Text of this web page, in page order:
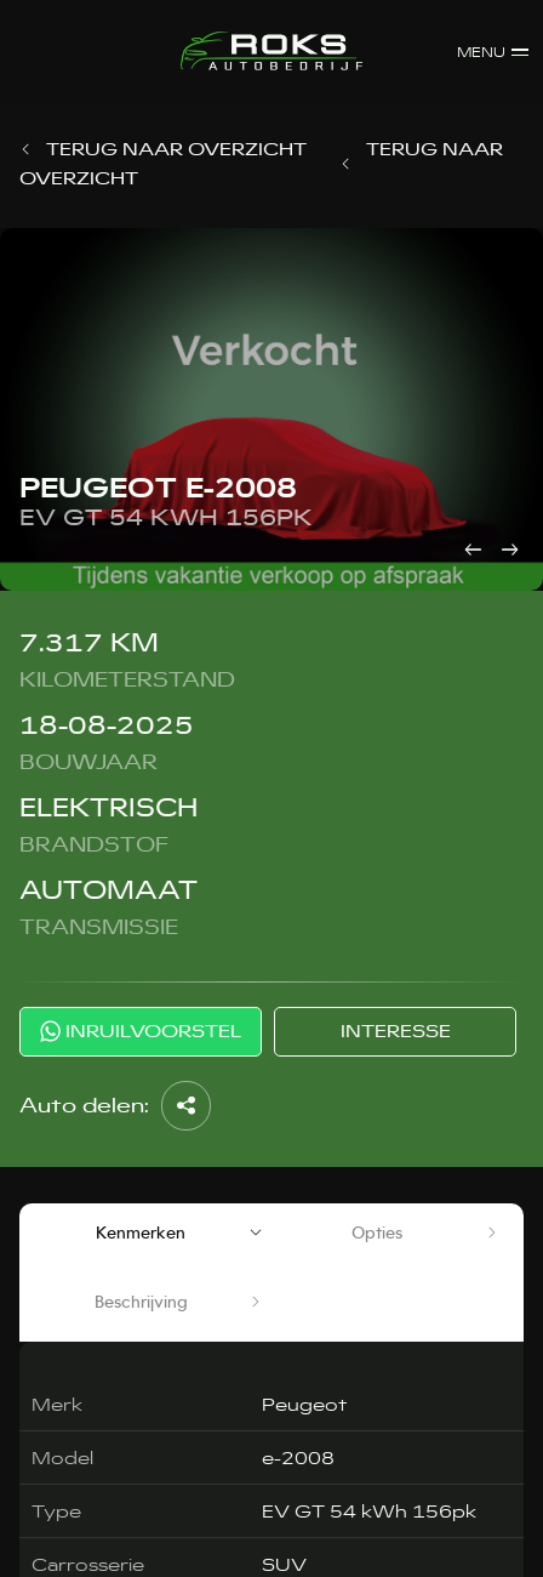
MENU
TERUG NAAR OVERZICHT
TERUG NAAR
OVERZICHT
PEUGEOT E-2008
EV GT 54 KWH 156PK
7.317 KM
KILOMETERSTAND
18-08-2025
BOUWJAAR
ELEKTRISCH
BRANDSTOF
AUTOMAAT
TRANSMISSIE
INRUILVOORSTEL INTERESSE
Auto delen:
Kenmerken Opties
Beschrijving
Merk Peugeot
Model e-2008
Type EV GT 54 kWh 156pk
Carrosserie SUV